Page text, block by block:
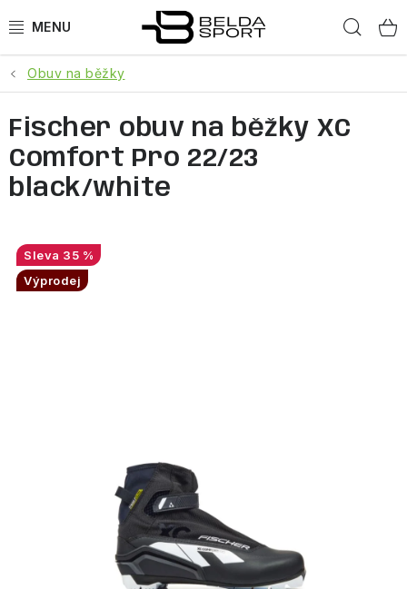
na
SPORTY
BĚH
OBLEČENÍ
Obuv na běžky
Fischer obuv na běžky XC
Comfort Pro 22/23
black/white
35 %
Výprodej